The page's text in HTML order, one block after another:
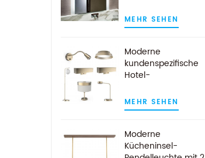
Wandmontage im
Hotel
MEHR SEHEN
Moderne
kundenspezifische
Hotel-
Lampen aus
gebürstetem Gold
MEHR SEHEN
Moderne
Kücheninsel-